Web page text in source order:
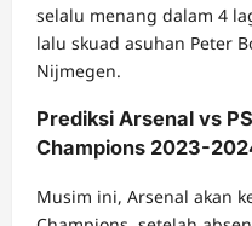
selalu menang dalam 4
lalu skuad asuhan Peter
Nijmegen.
Prediksi Arsenal vs
Champions 2023-
Musim ini, Arsenal akan